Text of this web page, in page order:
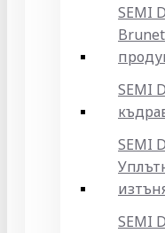
SEMI
SEMI
SEMI
SEMI